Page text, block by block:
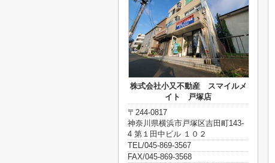
株式会社小又不動産 スマイルメ
イト 戸塚店
〒244-0817
神奈川県横浜市戸塚区吉田町143-
4 第１田中ビル １０２
TEL/045-869-3567
FAX/045-869-3568